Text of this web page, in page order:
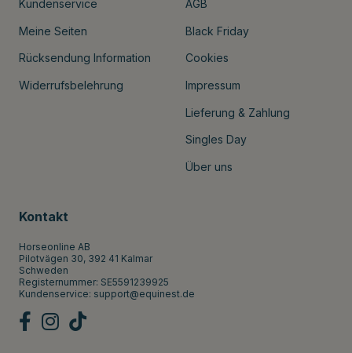
Kundenservice
Meine Seiten
Rücksendung Information
Widerrufsbelehrung
AGB
Black Friday
Cookies
Impressum
Lieferung & Zahlung
Singles Day
Über uns
Kontakt
Horseonline AB
Pilotvägen 30, 392 41 Kalmar
Schweden
Registernummer: SE5591239925
Kundenservice: support@equinest.de